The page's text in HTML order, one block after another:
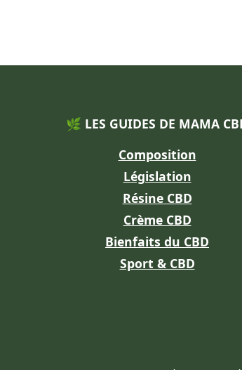
🌿 LES GUIDES DE MAMA
Composition
Législation
Résine CBD
Crème CBD
Bienfaits du CBD
Sport & CBD